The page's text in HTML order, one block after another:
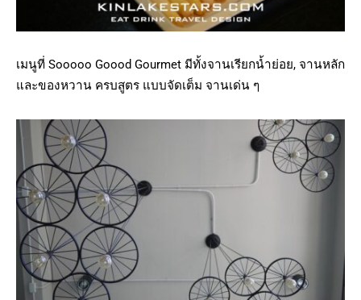
เมนูที่ Sooooo Goood Gourmet มีทั้งจานเรียกน้ำย่อย, จานหลัก
และของหวาน ครบสูตร แบบจัดเต็ม จานเด่น ๆ